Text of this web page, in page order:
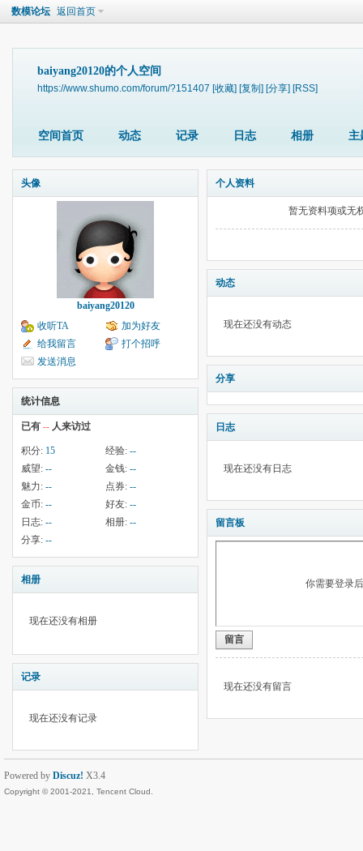
数模论坛 返回首页
baiyang20120的个人空间
https://www.shumo.com/forum/?151407 [收藏] [复制] [分享] [RSS]
空间首页 动态 记录 日志 相册 主
头像
baiyang20120
收听TA
加为好友
给我留言
打个招呼
发送消息
统计信息
已有 -- 人来访过
积分: 15 经验: --
威望: -- 金钱: --
魅力: -- 点券: --
金币: -- 好友: --
日志: -- 相册: --
分享: --
相册
现在还没有相册
记录
现在还没有记录
个人资料
暂无资料项或无
动态
现在还没有动态
分享
日志
现在还没有日志
留言板
你需要登录
留言
现在还没有留言
Powered by Discuz! X3.4
Copyright © 2001-2021, Tencent Cloud.